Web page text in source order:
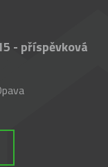
- příspěvková